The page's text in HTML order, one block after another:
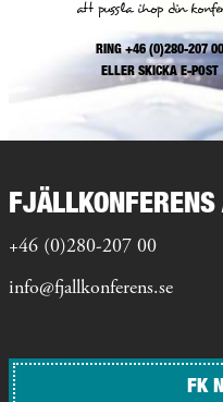
att pussla ihop din
RING +46 (0)280-207
ELLERSKICKA E-POST
FJÄLLKONFERENS
+46 (0)280-207 00
info@fjallkonferens.se
FK